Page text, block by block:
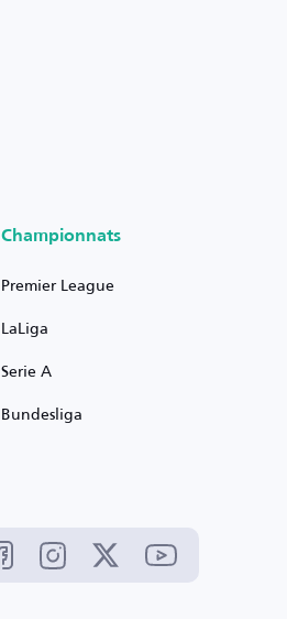
Championnats
Premier League
LaLiga
Serie A
Bundesliga